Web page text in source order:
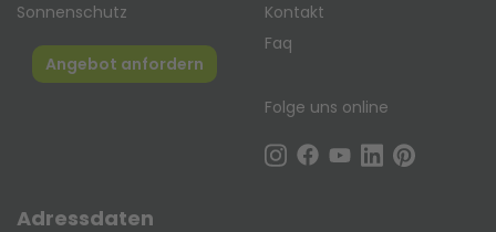
Sonnenschutz
Angebot anfordern
Kontakt
Faq
Folge uns online
Adressdaten